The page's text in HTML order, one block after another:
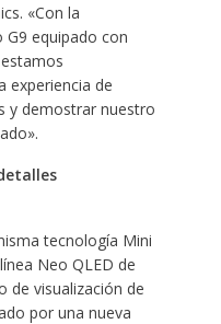
«Con la
G9 equipado con
experiencia de
y demostrar nuestro
tecnología Mini
Neo QLED de
de visualización de
por una nueva